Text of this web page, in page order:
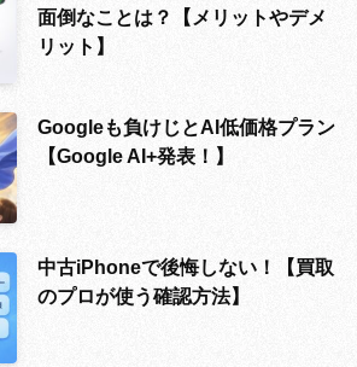
面倒なことは？【メリットやデメ
リット】
Googleも負けじとAI低価格プラン
【Google AI+発表！】
中古iPhoneで後悔しない！【買取
のプロが使う確認方法】